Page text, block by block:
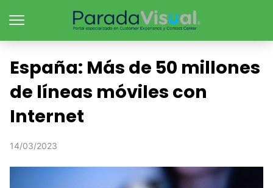
España: Más de 50 millones
de líneas móviles con
Internet
14/03/2023